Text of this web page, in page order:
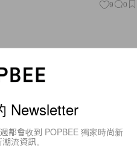
9 0
Newsletter
都會收到 POPBEE 獨家時尚新
流資訊。